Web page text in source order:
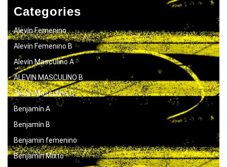
Categories
Alevín Femenino
Alevín Femenino B
Alevín Masculino A
ALEVIN MASCULINO B
Alevín Masculino C
Benjamín A
Benjamín B
Benjamin femenino
Benjamín Mixto